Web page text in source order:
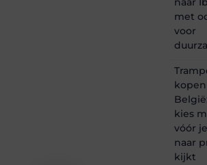
met
voor
kies
vóór je
naar
kijkt